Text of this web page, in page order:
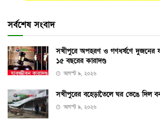
সর্বশেষ সংবাদ
সখীপুরে অপহরণ ও গণধর্ষণে দুজনের
১৫ বছরের কারাদণ্ড
আগস্ট ৯, ২০২৬
সখীপুরের বহেড়াতৈলে ঘর ভেঙে দিল
আগস্ট ৯, ২০২৬